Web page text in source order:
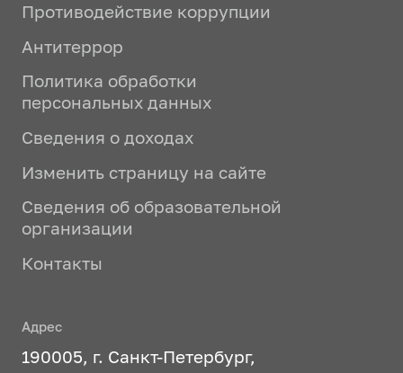
Противодействие коррупции
Антитеррор
Политика обработки
персональных данных
Сведения о доходах
Изменить страницу на сайте
Сведения об образовательной
организации
Контакты
Адрес
190005, г. Санкт-Петербург,